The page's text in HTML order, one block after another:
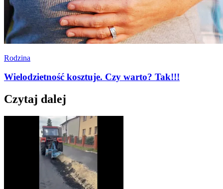
Rodzina
Wielodzietność kosztuje. Czy warto? Tak!!!
Czytaj dalej